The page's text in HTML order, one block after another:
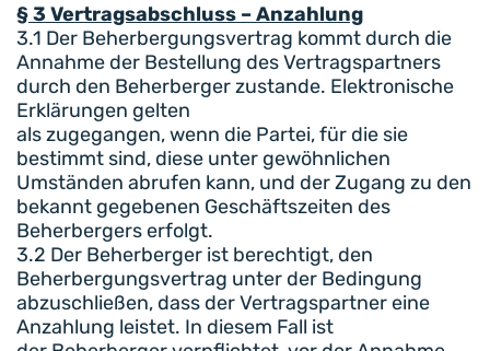
§ 3 Vertragsabschluss – Anzahlung
3.1 Der Beherbergungsvertrag kommt durch die
Annahme der Bestellung des Vertragspartners
durch den Beherberger zustande. Elektronische
Erklärungen gelten
als zugegangen, wenn die Partei, für die sie
bestimmt sind, diese unter gewöhnlichen
Umständen abrufen kann, und der Zugang zu den
bekannt gegebenen Geschäftszeiten des
Beherbergers erfolgt.
3.2 Der Beherberger ist berechtigt, den
Beherbergungsvertrag unter der Bedingung
abzuschließen, dass der Vertragspartner eine
Anzahlung leistet. In diesem Fall ist